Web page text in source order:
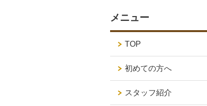
メニュー
TOP
初めての方へ
スタッフ紹介